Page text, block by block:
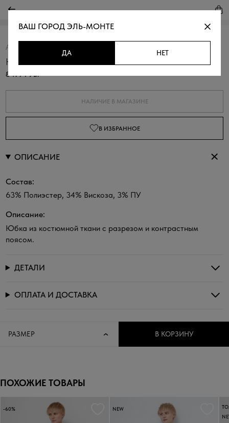
Артикул:
Юбка с акцентным поясом
8 199 РУБ.
НАЛИЧИЕ В МАГАЗИНЕ
В ИЗБРАННОЕ
ОПИСАНИЕ
Состав:
63% Полиэстер, 34% Вискоза, 3% ПУ
Описание:
Юбка из костюмной ткани с разрезом и контрастным
поясом.
ДЕТАЛИ
ОПЛАТА И ДОСТАВКА
РАЗМЕР В КОРЗИНУ
ПОХОЖИЕ ТОВАРЫ
-60% NEW
ВАШ ГОРОДЭЛЬ-МОНТЕ
ДА НЕТ